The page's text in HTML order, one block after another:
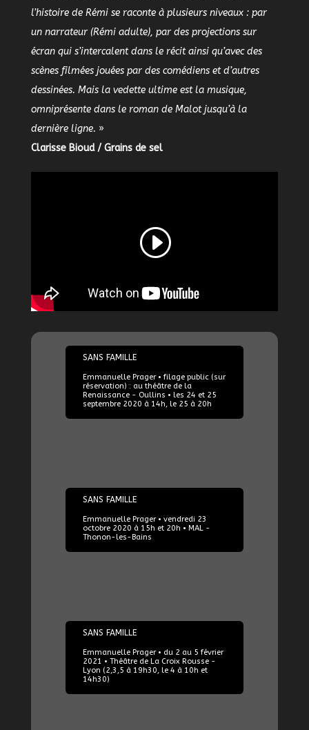
l’histoire de Rémi se raconte à plusieurs niveaux : par
un narrateur (Rémi adulte), par des projections sur
écran qui s’intercalent dans le récit ainsi qu’avec des
scènes filmées jouées par des comédiens et d’autres
dessinées. Mais la vedette ultime est la musique,
omniprésente dans le roman de Malot jusqu’à la
dernière ligne. »
Clarisse Bioud / Grains de sel
24/09/2020
SANS FAMILLE
Emmanuelle Prager • filage public (sur
réservation) : au théâtre de la
Renaissance - Oullins • les 24 et 25
septembre 2020 à 14h, le 25 à 20h
23/10/2020
SANS FAMILLE
Emmanuelle Prager • vendredi 23
octobre 2020 à 15h et 20h • MAL -
Thonon-les-Bains
02/02/2021
SANS FAMILLE
Emmanuelle Prager • du 2 au 5 février
2021 • Théâtre de La Croix Rousse -
Lyon (2,3,5 à 19h30, le 4 à 10h et
14h30)